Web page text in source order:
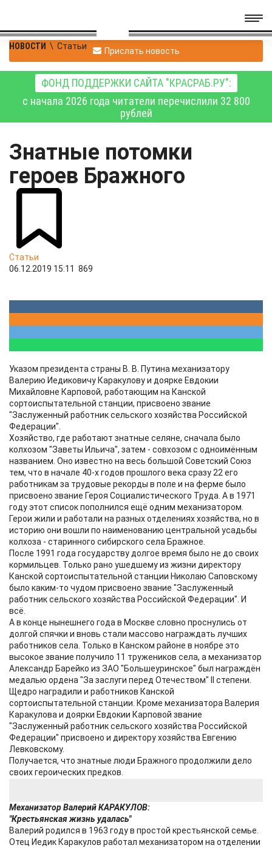
НОВОСТИ \ Статьи Прислать новость
ФОНД ПОДДЕРЖКИ САЙТА "КРАСРАБ.РУ":
с начала 2026 года читатели перечислили 32 800
рублей
Знатные потомки
героев Бражного
Статьи
06.12.2019 15:11 869
Указом президента страны В. В. Путина механизатору
Валерию Иедиковичу Каракулову и доярке Евдокии
Михайловне Карповой, работающим на Канской
сортоиспытательной станции, присвоено звание
"Заслуженный работник сельского хозяйства Российской
Федерации".
Хозяйство, где работают знатные селяне, сначала было
колхозом "Заветы Ильича", затем - совхозом с одноимённым
названием. Оно известно на весь большой Советский Союз
тем, что в начале 40-х годов прошлого века сразу 22 его
работникам за трудовые рекорды в поле и на ферме было
присвоено звание Героя Социалистического Труда. А в 1971
году этот список пополнился ещё одним механизатором.
Герои жили и работали на разных отделениях хозяйства, но в
историю они вошли по наименованию центральной усадьбы
колхоза - старинного сибирского села Бражное.
После 1991 года государству долгое время было не до своих
кормильцев. Только рано ушедшему из жизни директору
Канской сортоиспытательной станции Николаю Саповскому
было каким-то чудом присвоено звание "Заслуженный
работник сельского хозяйства Российской Федерации". И
всё.
А в конце нынешнего года в Москве словно проснулись от
долгой спячки и вновь стали массово награждать лучших
работников села. Только в Канском районе в ноябре это
высокое звание получило 11 тружеников села, а механизатор
Александр Барейко из ЗАО "Большеуринское" был награждён
медалью ордена "За заслуги перед Отечеством" II степени.
Щедро наградили и работников Канской
сортоиспытательной станции. Кроме механизатора Валерия
Каракулова и доярки Евдокии Карповой звание
"Заслуженный работник сельского хозяйства Российской
Федерации" присвоено и директору хозяйства Евгению
Левковскому.
Получается, что знатные люди Бражного продолжили дело
своих героических предков.
Механизатор Валерий КАРАКУЛОВ:
"Крестьянская жизнь удалась"
Валерий родился в 1963 году в простой крестьянской семье.
Отец Иедик Каракулов работал механизатором на отделении